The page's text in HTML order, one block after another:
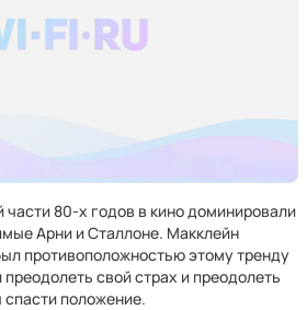
80-х годов в кино доминировали
Арни и Сталлоне. Макклейн
противоположностью этому тренду
свой страх и преодолеть
спасти положение.